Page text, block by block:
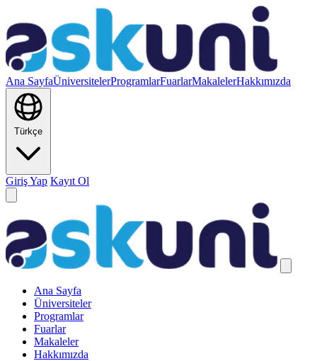
Ana SayfaÜniversitelerProgramlarFuarlarMakalelerHakkımızda
Türkçe
Giriş Yap Kayıt Ol
Ana Sayfa
Üniversiteler
Programlar
Fuarlar
Makaleler
Hakkımızda